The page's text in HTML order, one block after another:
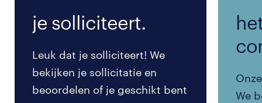
je solliciteert.
Leuk dat je solliciteert! We
bekijken je sollicitatie en
beoordelen of je geschikt bent
We